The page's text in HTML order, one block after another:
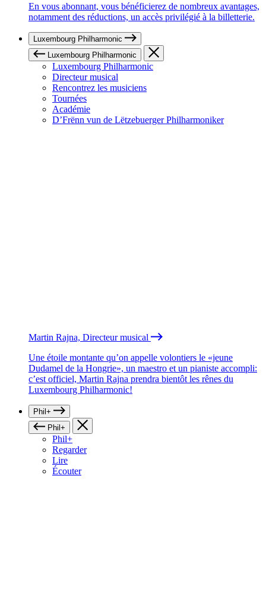
En vous abonnant, vous bénéficierez de nombreux avantages,
notamment des réductions, un accès privilégié à la billetterie.
Luxembourg Philharmonic
Luxembourg Philharmonic
Luxembourg Philharmonic
Directeur musical
Rencontrez les musiciens
Tournées
Académie
D’Frënn vun de Lëtzebuerger Philharmoniker
Martin Rajna, Directeur musical
Une étoile montante qu’on appelle volontiers le «jeune
Dudamel de la Hongrie», un maestro et un pianiste accompli:
c’est officiel, Martin Rajna prendra bientôt les rênes du
Luxembourg Philharmonic!
Phil+
Phil+
Phil+
Regarder
Lire
Écouter